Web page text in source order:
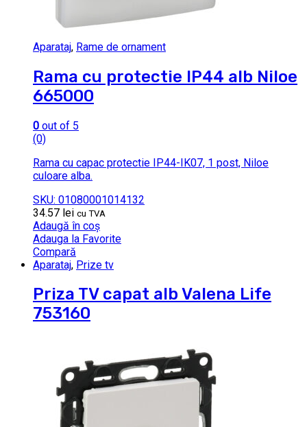
Aparataj, Rame de ornament
Rama cu protectie IP44 alb Niloe
665000
0 out of 5
(0)
Rama cu capac protectie IP44-IK07, 1 post, Niloe
culoare alba.
SKU: 01080001014132
34.57 lei cu TVA
Adaugă în coș
Adauga la Favorite
Compară
Aparataj, Prize tv
Priza TV capat alb Valena Life
753160